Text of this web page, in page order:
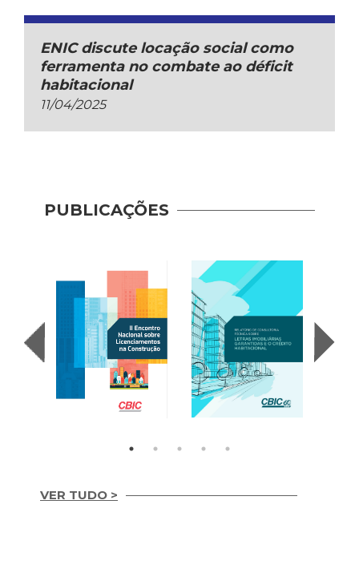
ENIC discute locação social como
ferramenta no combate ao déficit
habitacional
11/04/2025
PUBLICAÇÕES
VER TUDO >